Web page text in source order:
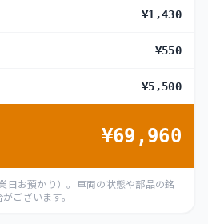
¥1,430
¥550
¥5,500
¥69,960
お預かり）。車両の状態や部品の銘
ございます。